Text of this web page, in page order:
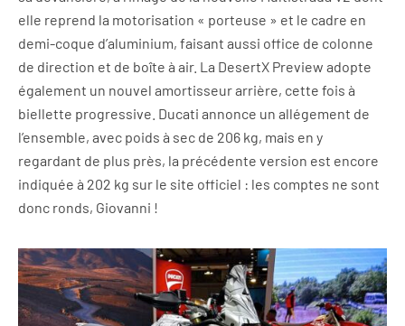
elle reprend la motorisation « porteuse » et le cadre en
demi-coque d’aluminium, faisant aussi office de colonne
de direction et de boîte à air. La DesertX Preview adopte
également un nouvel amortisseur arrière, cette fois à
biellette progressive. Ducati annonce un allégement de
l’ensemble, avec poids à sec de 206 kg, mais en y
regardant de plus près, la précédente version est encore
indiquée à 202 kg sur le site officiel : les comptes ne sont
donc ronds, Giovanni !